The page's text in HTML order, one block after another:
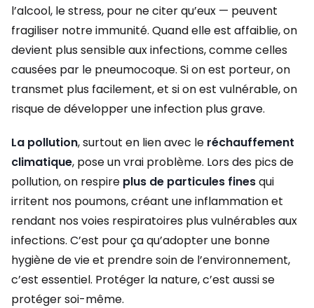
l’alcool, le stress, pour ne citer qu’eux — peuvent
fragiliser notre immunité. Quand elle est affaiblie, on
devient plus sensible aux infections, comme celles
causées par le pneumocoque. Si on est porteur, on
transmet plus facilement, et si on est vulnérable, on
risque de développer une infection plus grave.
La pollution, surtout en lien avec le réchauffement
climatique, pose un vrai problème. Lors des pics de
pollution, on respire plus de particules finesqui
irritent nos poumons, créant une inflammation et
rendant nos voies respiratoires plus vulnérables aux
infections. C’est pour ça qu’adopter une bonne
hygiène de vie et prendre soin de l’environnement,
c’est essentiel. Protéger la nature, c’est aussi se
protéger soi-même.